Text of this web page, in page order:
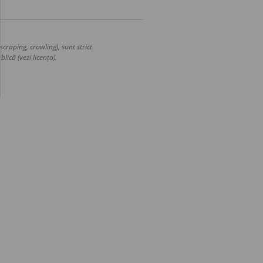
crawling), sunt strict
(vezi licența).